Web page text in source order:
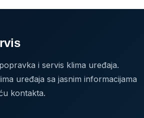
i servis klima uređaja.
uređaja sa jasnim informacijama
kontakta.